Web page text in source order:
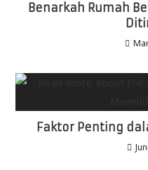
Benarkah Rumah
Faktor Penting